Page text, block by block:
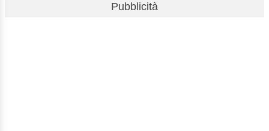
Pubblicità